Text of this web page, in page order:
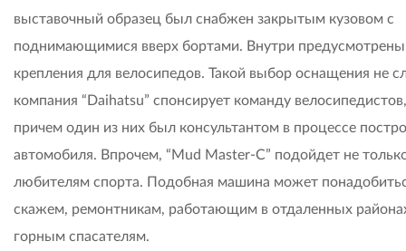
выставочный образец был снабжен закрытым кузовом с
поднимающимися вверх бортами. Внутри предусмотрены
крепления для велосипедов. Такой выбор оснащения не
компания “Daihatsu” спонсирует команду велосипедистов,
причем один из них был консультантом в процессе
автомобиля. Впрочем, “Mud Master-C” подойдет не
любителям спорта. Подобная машина может
скажем, ремонтникам, работающим в отдаленных
горным спасателям.